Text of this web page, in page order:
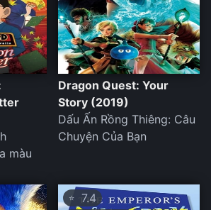
màu
Dragon Quest: Your
Story (2019)
Dấu Ấn Rồng Thiêng: Câu
Chuyện Của Bạn
⭐ 7.4